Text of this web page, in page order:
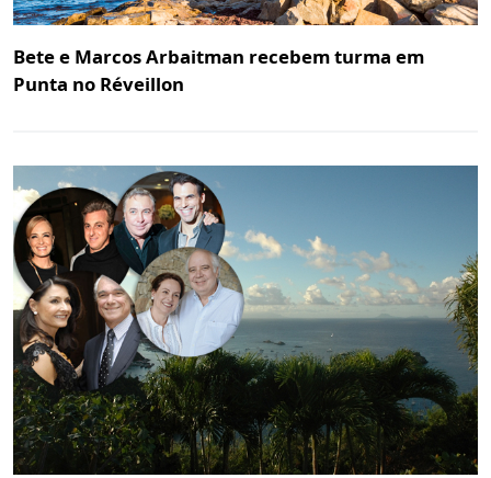
Bete e Marcos Arbaitman recebem turma em
Punta no Réveillon